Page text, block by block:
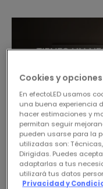
Cookies y
En efectoLED usamos
una buena experiencia
hacer estimaciones y
permitan seguir
pueden usarse para la
utilizadas son:
Dirigidas. Puedes
adaptarlas a tus
utilizará tus datos
Privacidad y